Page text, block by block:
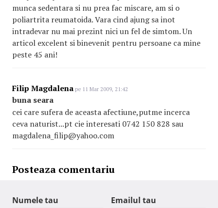
munca sedentara si nu prea fac miscare, am si o
poliartrita reumatoida. Vara cind ajung sa inot
intradevar nu mai prezint nici un fel de simtom. Un
articol excelent si binevenit pentru persoane ca mine
peste 45 ani!
Filip Magdalena pe 11 Mar 2009, 21:42
buna seara
cei care sufera de aceasta afectiune,putme incerca
ceva naturist...pt cie interesati 0742 150 828 sau
magdalena_filip@yahoo.com
Posteaza comentariu
Numele tau Emailul tau